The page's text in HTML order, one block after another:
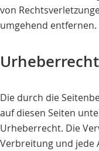
von
umgehend entfernen.
Urheberrecht
Die durch die
auf diesen Seiten
Urheberrecht. Die
Verbreitung und jede